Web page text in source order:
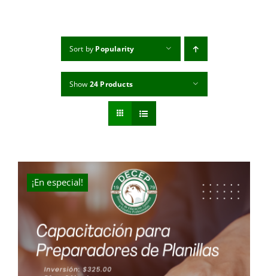
Sort by Popularity
Show 24 Products
¡En especial!